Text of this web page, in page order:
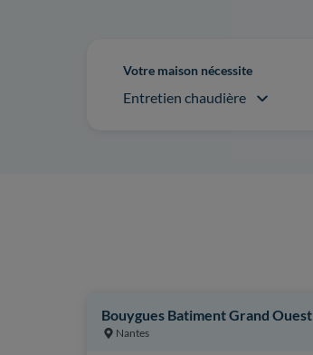
Votre maison nécessite
Entretien chaudière
Bouygues Batiment Grand Ouest
Nantes